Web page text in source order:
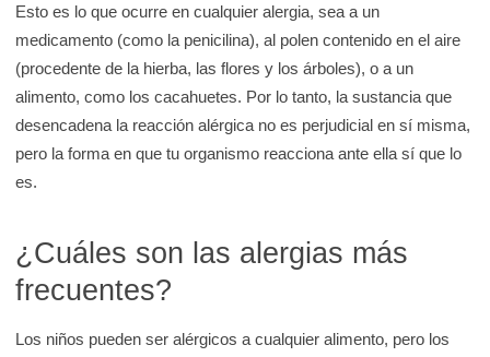
c
a
d
e
K
i
H
e
l
Esto es lo que ocurre en cualquier alergia, sea a un
medicamento (como la penicilina), al polen contenido en el aire
(procedente de la hierba, las flores y los árboles), o a un
alimento, como los cacahuetes. Por lo tanto, la sustancia que
desencadena la reacción alérgica no es perjudicial en sí misma,
pero la forma en que tu organismo reacciona ante ella sí que lo
es.
¿Cuáles son las alergias más
frecuentes?
Los niños pueden ser alérgicos a cualquier alimento, pero los